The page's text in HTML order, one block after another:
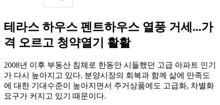
테라스 하우스 펜트하우스 열풍 거세...가
격 오르고 청약열기 활활
2008년 이후 부동산 침체로 한동안 시들했던 고급 아파트 인기
가 다시 높아지고 있다. 분양시장의 회복과 함께 삶에 만족도
에 대한 기대수준이 높아지면서 주거상품에도 고급화, 차별화
요구가 커지고 있기 때문이다.